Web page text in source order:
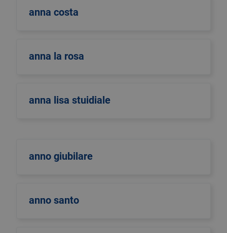
anna costa
anna la rosa
anna lisa stuidiale
anno giubilare
anno santo